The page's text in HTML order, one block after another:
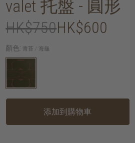
valet 托盤 - 圓形
HK$750HK$600
顏色: 青苔 / 海龜
添加到購物車